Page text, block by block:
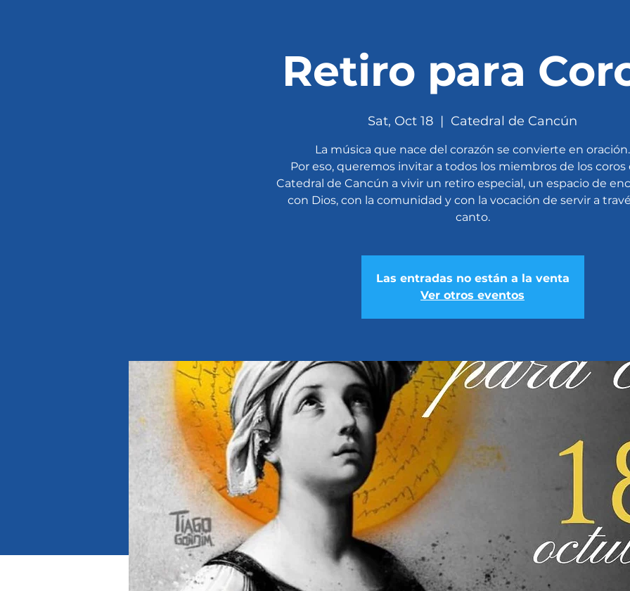
Retiro para
Sat, Oct 18
  |
Catedral de Cancún
La música que nace del corazón se convierte en oración.
Por eso, queremos invitar a todos los miembros de los coros
Catedral de Cancún a vivir un retiro especial, un espacio de
con Dios, con la comunidad y con la vocación de servir a
canto.
Las entradas no están a la venta
Ver otros eventos